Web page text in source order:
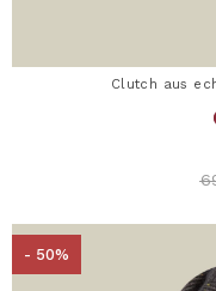
Clutch aus
- 50%